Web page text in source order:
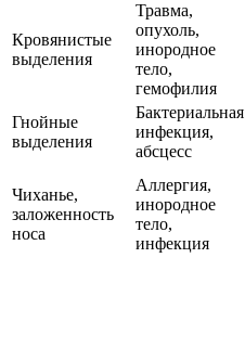
Кровянистые
выделения
Травма,
опухоль,
инородное
тело,
гемофилия
Гнойные
выделения
Бактериальная
инфекция,
абсцесс
Чиханье,
заложенность
носа
Аллергия,
инородное
тело,
инфекция